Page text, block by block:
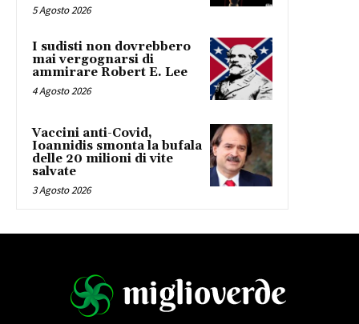
5 Agosto 2026
I sudisti non dovrebbero
mai vergognarsi di
ammirare Robert E. Lee
4 Agosto 2026
Vaccini anti-Covid,
Ioannidis smonta la bufala
delle 20 milioni di vite
salvate
3 Agosto 2026